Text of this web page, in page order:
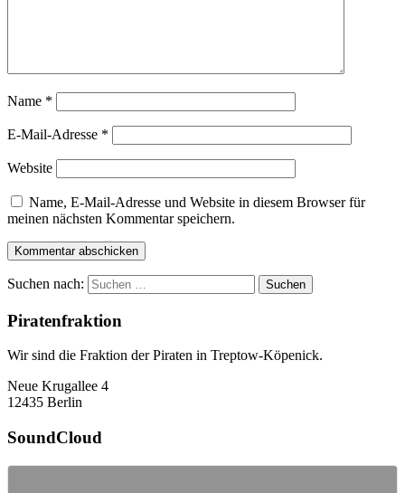
Name *
E-Mail-Adresse *
Website
Name, E-Mail-Adresse und Website in diesem Browser für
meinen nächsten Kommentar speichern.
Suchen nach:
Piratenfraktion
Wir sind die Fraktion der Piraten in Treptow-Köpenick.
Neue Krugallee 4
12435 Berlin
SoundCloud